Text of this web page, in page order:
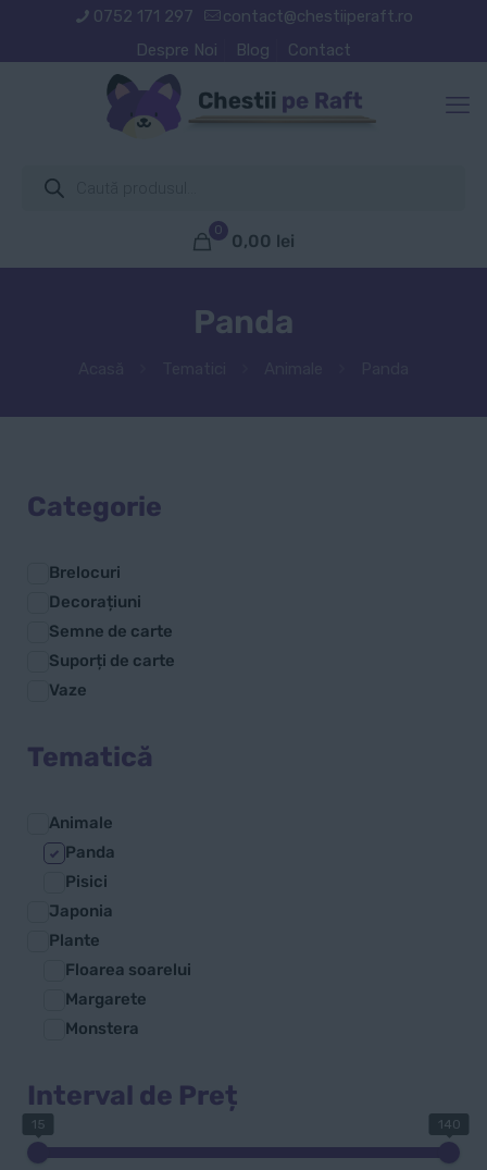
0752 171 297
contact@chestiiperaft.ro
Despre Noi
Blog Contact
search
0
0,00 lei
Panda
Categorie
Brelocuri
Decorațiuni
Semne de carte
Suporți de carte
Vaze
Tematică
Animale
Panda
Pisici
Japonia
Plante
Floarea soarelui
Margarete
Monstera
Interval de Preț
15 140